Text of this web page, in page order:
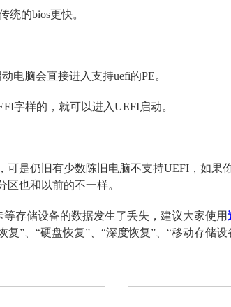
统的bios更快。
电脑会直接进入支持uefi的PE。
字样的，就可以进入UEFI启动。
可是仍旧有少数陈旧电脑不支持UEFI，如果
区也和以前的不一样。
存储设备的数据发生了丢失，建议大家使用
复”、“硬盘恢复”、“深度恢复”、“移动存储